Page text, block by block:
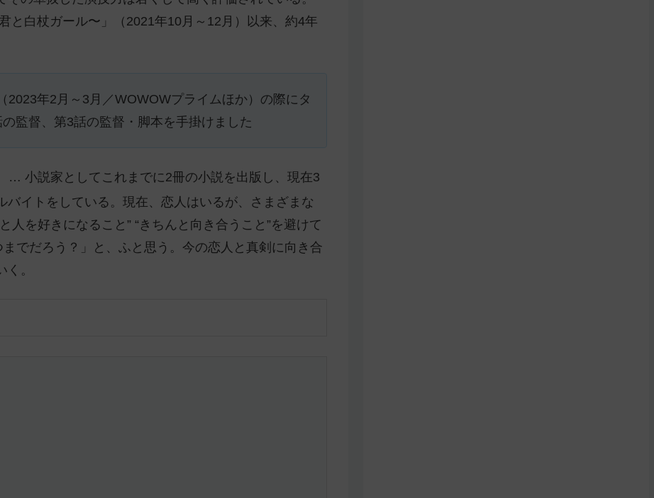
と白杖ガール〜」（2021年10月～12月）以来、約4年
2023年2月～3月／WOWOWプライムほか）の際にタ
監督、第3話の監督・脚本を手掛けました
… ⼩説家としてこれまでに2冊の⼩説を出版し、現在3
イトをしている。現在、恋人はいるが、さまざまな
⼈を好きになること” “きちんと向き合うこと”を避けて
でだろう？」と、ふと思う。今の恋人と真剣に向き合
。